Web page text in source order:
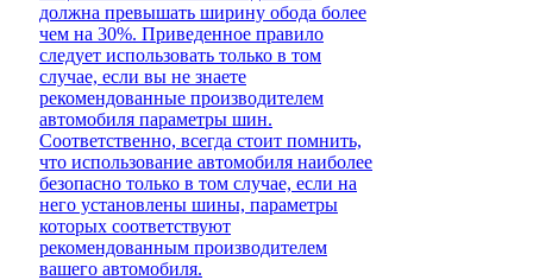
должна превышать ширину обода более
чем на 30%. Приведенное правило
следует использовать только в том
случае, если вы не знаете
рекомендованные производителем
автомобиля параметры шин.
Соответственно, всегда стоит помнить,
что использование автомобиля наиболее
безопасно только в том случае, если на
него установлены шины, параметры
которых соответствуют
рекомендованным производителем
вашего автомобиля.